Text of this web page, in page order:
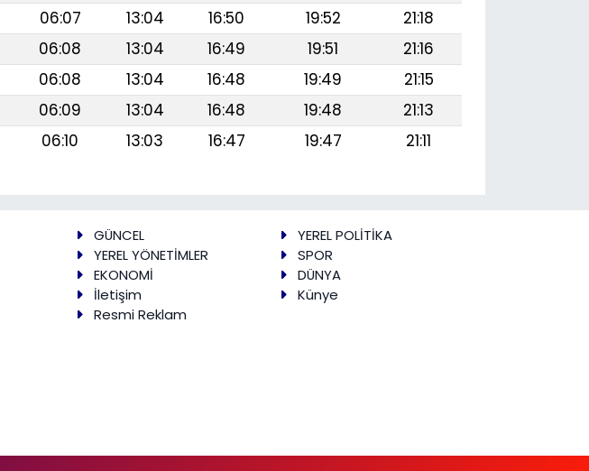
06:07 13:04 16:50 19:52
21:18
06:08 13:04 16:49 19:51
21:16
06:08 13:04 16:48 19:49
21:15
06:09 13:04 16:48 19:48
21:13
06:10 13:03 16:47 19:47 21:11
GÜNCEL
YEREL POLİTİKA
YEREL YÖNETİMLER
SPOR
EKONOMİ
DÜNYA
İletişim
Künye
Resmi Reklam